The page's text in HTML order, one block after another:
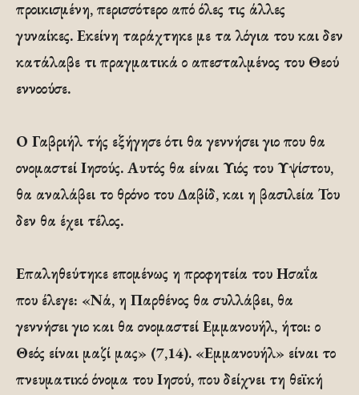
προικισμένη, περισσότερο από όλες τις άλλες
γυναίκες. Εκείνη ταράχτηκε με τα λόγια του και δεν
κατάλαβε τι πραγματικά ο απεσταλμένος του Θεού
εννοούσε.
Ο Γαβριήλ τής εξήγησε ότι θα γεννήσει γιο που θα
ονομαστεί Ιησούς. Αυτός θα είναι Υιός του Υψίστου,
θα αναλάβει το θρόνο του Δαβίδ, και η βασιλεία Του
δεν θα έχει τέλος.
Επαληθεύτηκε επομένως η προφητεία του Ησαΐα
που έλεγε: «Νά, η Παρθένος θα συλλάβει, θα
γεννήσει γιο και θα ονομαστεί Εμμανουήλ, ήτοι: ο
Θεός είναι μαζί μας» (7,14). «Εμμανουήλ» είναι το
πνευματικό όνομα του Ιησού, που δείχνει τη θεϊκή